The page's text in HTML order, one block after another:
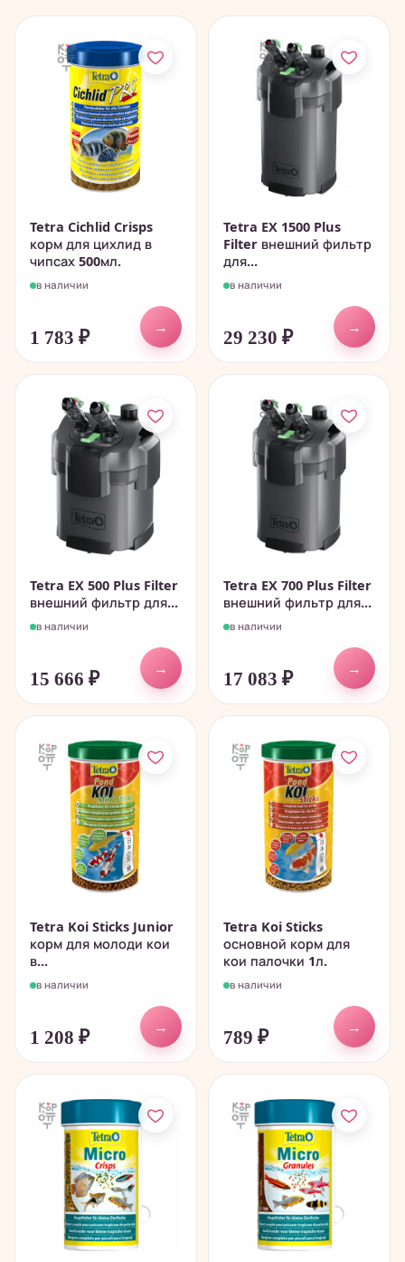
Tetra Cichlid Crisps
корм для цихлид в
чипсах 500мл.
в наличии
1 783 ₽
→
Tetra EX 1500 Plus
Filter внешний фильтр
для...
в наличии
29 230 ₽
→
Tetra EX 500 Plus Filter
внешний фильтр для...
в наличии
15 666 ₽
→
Tetra EX 700 Plus Filter
внешний фильтр для...
в наличии
17 083 ₽
→
Tetra Koi Sticks Junior
корм для молоди кои
в...
в наличии
1 208 ₽
→
Tetra Koi Sticks
основной корм для
кои палочки 1л.
в наличии
789 ₽
→